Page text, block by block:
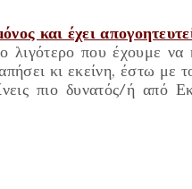
και έχει
που έχουμε να
κι εκείνη, έστω με
πιο δυνατός/ή από